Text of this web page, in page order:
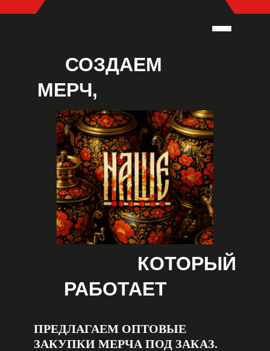
ПРЕДЛАГАЕМ ОПТОВЫЕ
ЗАКУПКИ МЕРЧА ПОД ЗАКАЗ.
РАБОТАЕТ
КОТОРЫЙ
МЕРЧ,
СОЗДАЕМ